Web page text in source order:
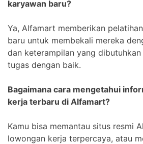
karyawan baru?
Ya, Alfamart memberikan
baru untuk membekali mereka
dan keterampilan yang
tugas dengan baik.
Bagaimana cara mengetahui
kerja terbaru di Alfamart?
Kamu bisa memantau situs resmi
lowongan kerja terpercaya, atau